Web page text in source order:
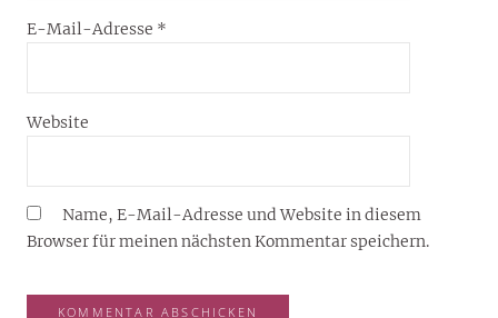
E-Mail-Adresse *
Website
Name, E-Mail-Adresse und Website in diesem
Browser für meinen nächsten Kommentar speichern.